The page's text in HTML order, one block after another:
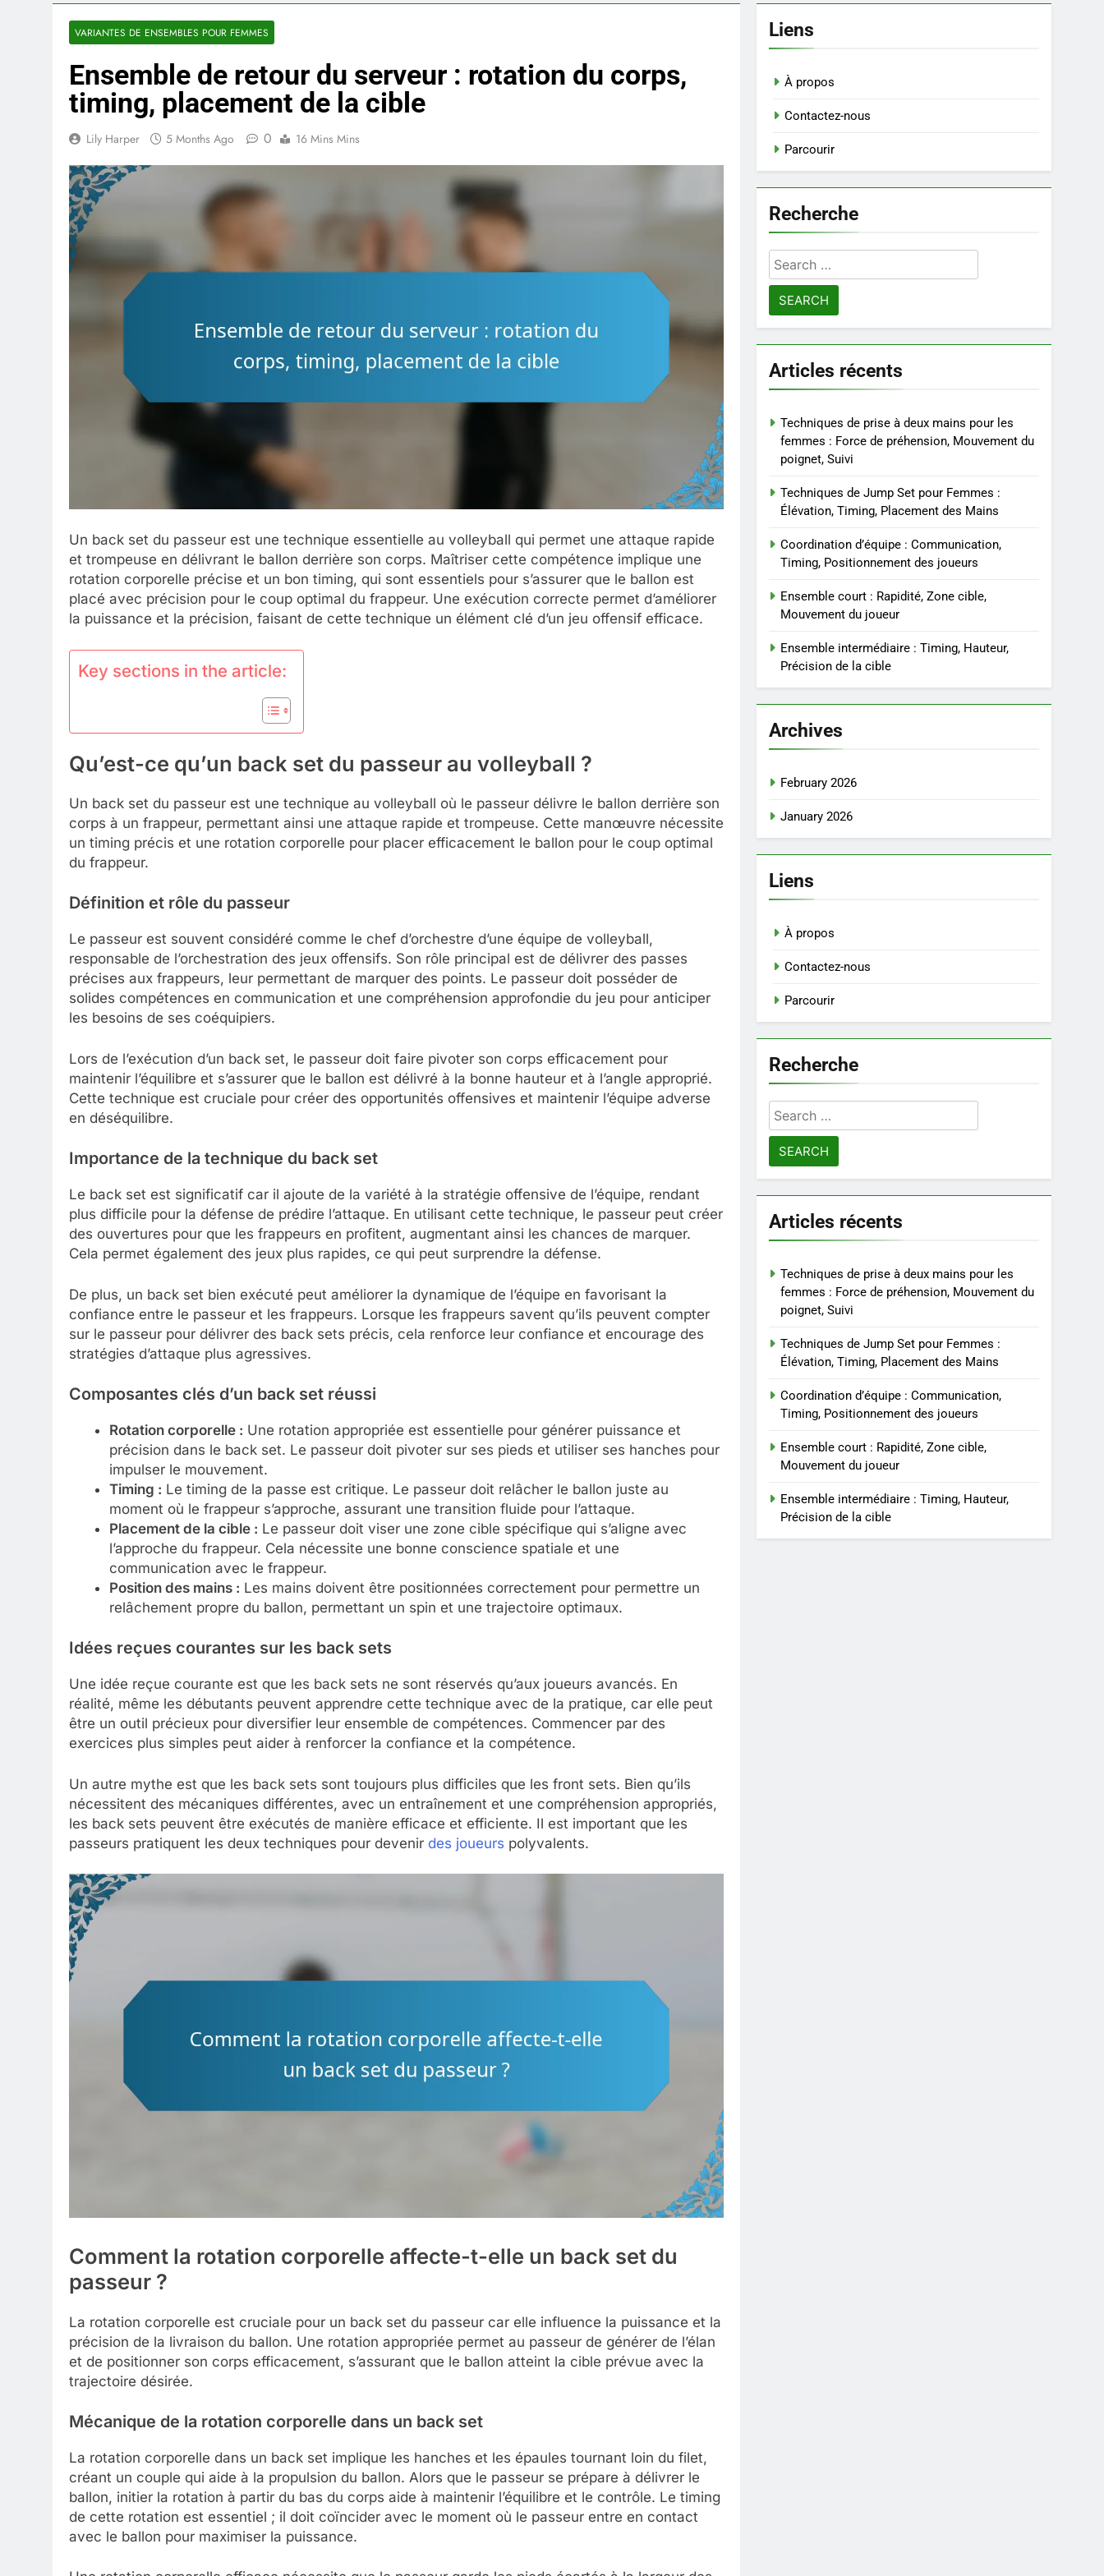
VARIANTES DE ENSEMBLES POUR FEMMES
Ensemble de retour du serveur : rotation du corps,
timing, placement de la cible
Lily Harper 5 Months Ago 0 16 Mins Mins
Un back set du passeur est une technique essentielle au volleyball qui permet une attaque rapide
et trompeuse en délivrant le ballon derrière son corps. Maîtriser cette compétence implique une
rotation corporelle précise et un bon timing, qui sont essentiels pour s’assurer que le ballon est
placé avec précision pour le coup optimal du frappeur. Une exécution correcte permet d’améliorer
la puissance et la précision, faisant de cette technique un élément clé d’un jeu offensif efficace.
Key sections in the article:
Qu’est-ce qu’un back set du passeur au volleyball ?
Un back set du passeur est une technique au volleyball où le passeur délivre le ballon derrière son
corps à un frappeur, permettant ainsi une attaque rapide et trompeuse. Cette manœuvre nécessite
un timing précis et une rotation corporelle pour placer efficacement le ballon pour le coup optimal
du frappeur.
Définition et rôle du passeur
Le passeur est souvent considéré comme le chef d’orchestre d’une équipe de volleyball,
responsable de l’orchestration des jeux offensifs. Son rôle principal est de délivrer des passes
précises aux frappeurs, leur permettant de marquer des points. Le passeur doit posséder de
solides compétences en communication et une compréhension approfondie du jeu pour anticiper
les besoins de ses coéquipiers.
Lors de l’exécution d’un back set, le passeur doit faire pivoter son corps efficacement pour
maintenir l’équilibre et s’assurer que le ballon est délivré à la bonne hauteur et à l’angle approprié.
Cette technique est cruciale pour créer des opportunités offensives et maintenir l’équipe adverse
en déséquilibre.
Importance de la technique du back set
Le back set est significatif car il ajoute de la variété à la stratégie offensive de l’équipe, rendant
plus difficile pour la défense de prédire l’attaque. En utilisant cette technique, le passeur peut créer
des ouvertures pour que les frappeurs en profitent, augmentant ainsi les chances de marquer.
Cela permet également des jeux plus rapides, ce qui peut surprendre la défense.
De plus, un back set bien exécuté peut améliorer la dynamique de l’équipe en favorisant la
confiance entre le passeur et les frappeurs. Lorsque les frappeurs savent qu’ils peuvent compter
sur le passeur pour délivrer des back sets précis, cela renforce leur confiance et encourage des
stratégies d’attaque plus agressives.
Composantes clés d’un back set réussi
Rotation corporelle : Une rotation appropriée est essentielle pour générer puissance et
précision dans le back set. Le passeur doit pivoter sur ses pieds et utiliser ses hanches pour
impulser le mouvement.
Timing : Le timing de la passe est critique. Le passeur doit relâcher le ballon juste au
moment où le frappeur s’approche, assurant une transition fluide pour l’attaque.
Placement de la cible : Le passeur doit viser une zone cible spécifique qui s’aligne avec
l’approche du frappeur. Cela nécessite une bonne conscience spatiale et une
communication avec le frappeur.
Position des mains : Les mains doivent être positionnées correctement pour permettre un
relâchement propre du ballon, permettant un spin et une trajectoire optimaux.
Idées reçues courantes sur les back sets
Une idée reçue courante est que les back sets ne sont réservés qu’aux joueurs avancés. En
réalité, même les débutants peuvent apprendre cette technique avec de la pratique, car elle peut
être un outil précieux pour diversifier leur ensemble de compétences. Commencer par des
exercices plus simples peut aider à renforcer la confiance et la compétence.
Un autre mythe est que les back sets sont toujours plus difficiles que les front sets. Bien qu’ils
nécessitent des mécaniques différentes, avec un entraînement et une compréhension appropriés,
les back sets peuvent être exécutés de manière efficace et efficiente. Il est important que les
passeurs pratiquent les deux techniques pour devenir des joueurs polyvalents.
Comment la rotation corporelle affecte-t-elle un back set du
passeur ?
La rotation corporelle est cruciale pour un back set du passeur car elle influence la puissance et la
précision de la livraison du ballon. Une rotation appropriée permet au passeur de générer de l’élan
et de positionner son corps efficacement, s’assurant que le ballon atteint la cible prévue avec la
trajectoire désirée.
Mécanique de la rotation corporelle dans un back set
La rotation corporelle dans un back set implique les hanches et les épaules tournant loin du filet,
créant un couple qui aide à la propulsion du ballon. Alors que le passeur se prépare à délivrer le
ballon, initier la rotation à partir du bas du corps aide à maintenir l’équilibre et le contrôle. Le timing
de cette rotation est essentiel ; il doit coïncider avec le moment où le passeur entre en contact
avec le ballon pour maximiser la puissance.
Liens
À propos
Contactez-nous
Parcourir
Recherche
Search
for:
Articles récents
Techniques de prise à deux mains pour les
femmes : Force de préhension, Mouvement du
poignet, Suivi
Techniques de Jump Set pour Femmes :
Élévation, Timing, Placement des Mains
Coordination d’équipe : Communication,
Timing, Positionnement des joueurs
Ensemble court : Rapidité, Zone cible,
Mouvement du joueur
Ensemble intermédiaire : Timing, Hauteur,
Précision de la cible
Archives
February 2026
January 2026
Liens
À propos
Contactez-nous
Parcourir
Recherche
Search
for:
Articles récents
Techniques de prise à deux mains pour les
femmes : Force de préhension, Mouvement du
poignet, Suivi
Techniques de Jump Set pour Femmes :
Élévation, Timing, Placement des Mains
Coordination d’équipe : Communication,
Timing, Positionnement des joueurs
Ensemble court : Rapidité, Zone cible,
Mouvement du joueur
Ensemble intermédiaire : Timing, Hauteur,
Précision de la cible